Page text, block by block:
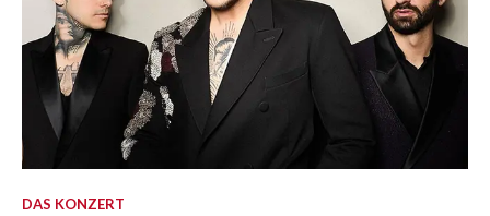
DAS KONZERT